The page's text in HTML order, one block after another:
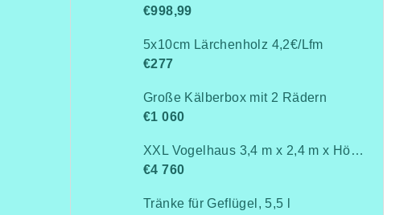
€998,99
5x10cm Lärchenholz 4,2€/Lfm
€277
Große Kälberbox mit 2 Rädern
€1 060
XXL Vogelhaus 3,4 m x 2,4 m x Höhe 2,6 m
€4 760
Tränke für Geflügel, 5,5 l